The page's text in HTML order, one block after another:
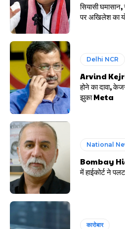
सियासी
पर अखिलेश का
Delhi NCR
Arvind
होने का दावा,
झुका Meta
National
Bombay
में हाईकोर्ट ने
कारोबार